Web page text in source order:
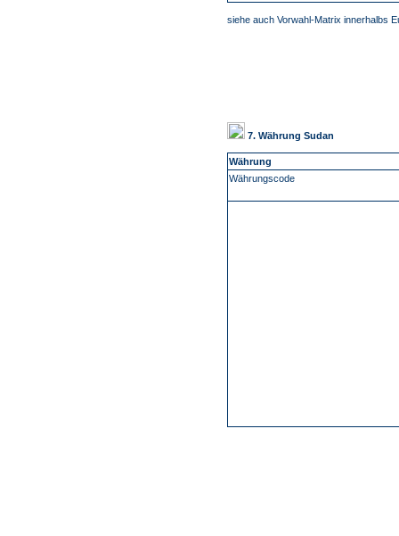
siehe auch Vorwahl-Matrix innerhalbs
7. Währung Sudan
Währung
Währungscode